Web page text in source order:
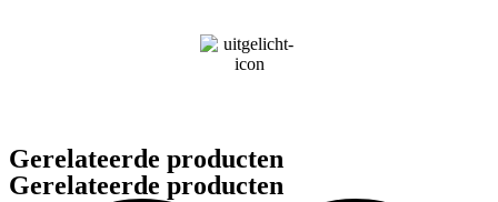
Gerelateerde producten
Gerelateerde producten